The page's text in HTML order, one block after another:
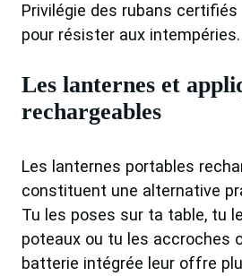
Privilégie des rubans certifiés
pour résister aux intempéries.
Les lanternes et
rechargeables
Les lanternes portables
constituent une alternative
Tu les poses sur ta table, tu
poteaux ou tu les accroches
batterie intégrée leur offre